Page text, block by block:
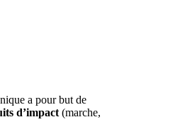
a pour but de
d’impact (marche,